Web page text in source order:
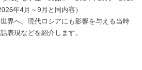
年4月～9月と同内容）
界へ。現代ロシアにも影響を与える当時
表現などを紹介します。